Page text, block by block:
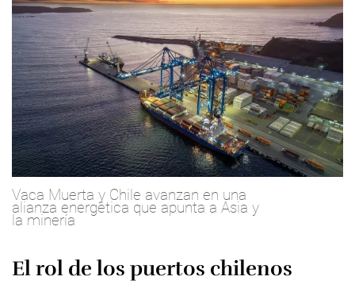
Vaca Muerta y Chile avanzan en una
alianza energética que apunta a Asia y
la minería
El rol de los puertos chilenos